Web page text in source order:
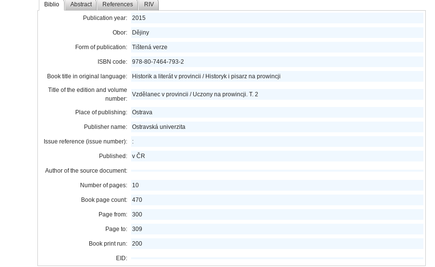
Biblio Abstract References RIV
Publication year: 2015
Obor: Dějiny
Form of publication: Tištená verze
ISBN code: 978-80-7464-793-2
Book title in original language:
Historik a literát v provincii / Historyk i pisarz na prowincji
Title of the edition and volume
number:
Vzdělanec v provincii / Uczony na prowincji. T. 2
Place of publishing: Ostrava
Publisher name: Ostravská univerzita
Issue reference (issue number): :
Published: v ČR
Author of the source document:
Number of pages: 10
Book page count: 470
Page from: 300
Page to: 309
Book print run: 200
EID: